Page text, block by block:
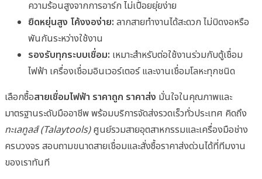
ความร้อนสูงจากการอาร์ก ไม่เปื่อยยุ่ยง่าย
ยืดหยุ่นสูง โค้งงอง่าย: ลากสายทำงานได้สะดวก ไม่บิดงอหรือ
พันกันระหว่างใช้งาน
รองรับทุกระบบเชื่อม: เหมาะสำหรับต่อใช้งานร่วมกับตู้เชื่อม
ไฟฟ้า เครื่องเชื่อมอินเวอร์เตอร์ และงานเชื่อมโลหะทุกชนิด
เลือกซื้อสายเชื่อมไฟฟ้า ราคาถูก ราคาส่ง มั่นใจในคุณภาพและ
มาตรฐานระดับมืออาชีพ พร้อมบริการจัดส่งรวดเร็วทั่วประเทศ คิดถึง
ทะเลทูลส์ (Talaytools)ศูนย์รวมสายอุตสาหกรรมและเครื่องมือช่าง
ครบวงจร สอบถามขนาดสายเชื่อมและสั่งซื้อราคาส่งด่วนได้ที่ทีมงาน
ของเราทันที